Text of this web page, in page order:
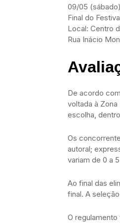
09/05
Final do
Local: Centro
Rua Inácio
De acordo
voltada à
escolha,
Os
autoral;
variam de 0 a
Ao final das
final. A
O